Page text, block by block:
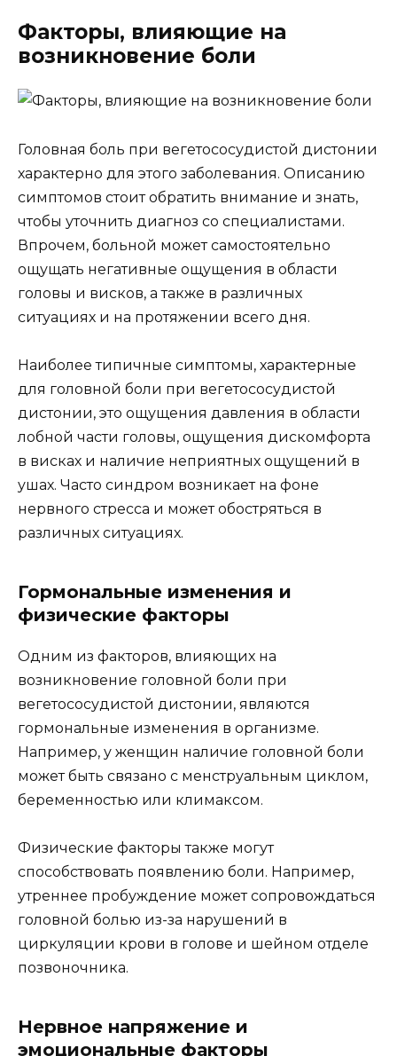
Факторы, влияющие на
возникновение боли
Головная боль при вегетососудистой дистонии
характерно для этого заболевания. Описанию
симптомов стоит обратить внимание и знать,
чтобы уточнить диагноз со специалистами.
Впрочем, больной может самостоятельно
ощущать негативные ощущения в области
головы и висков, а также в различных
ситуациях и на протяжении всего дня.
Наиболее типичные симптомы, характерные
для головной боли при вегетососудистой
дистонии, это ощущения давления в области
лобной части головы, ощущения дискомфорта
в висках и наличие неприятных ощущений в
ушах. Часто синдром возникает на фоне
нервного стресса и может обостряться в
различных ситуациях.
Гормональные изменения и
физические факторы
Одним из факторов, влияющих на
возникновение головной боли при
вегетососудистой дистонии, являются
гормональные изменения в организме.
Например, у женщин наличие головной боли
может быть связано с менструальным циклом,
беременностью или климаксом.
Физические факторы также могут
способствовать появлению боли. Например,
утреннее пробуждение может сопровождаться
головной болью из-за нарушений в
циркуляции крови в голове и шейном отделе
позвоночника.
Нервное напряжение и
эмоциональные факторы